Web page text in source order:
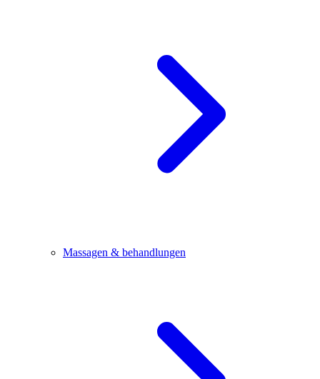
Massagen & behandlungen